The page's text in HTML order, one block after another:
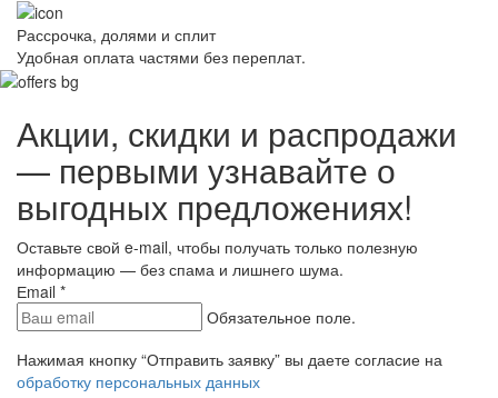
Рассрочка, долями и сплит
Удобная оплата частями без переплат.
Акции, скидки и распродажи
— первыми узнавайте о
выгодных предложениях!
Оставьте свой e-mail, чтобы получать только полезную
информацию — без спама и лишнего шума.
Еmail *
Обязательное поле.
Нажимая кнопку “Отправить заявку” вы даете согласие на
обработку персональных данных